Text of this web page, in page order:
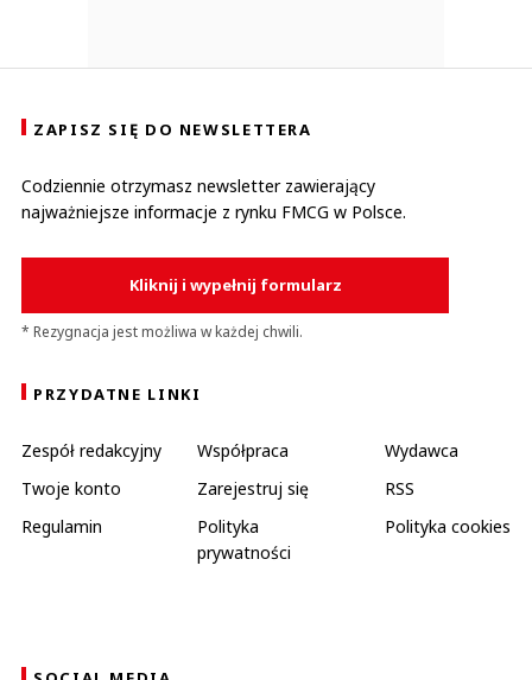
ZAPISZ SIĘ DO NEWSLETTERA
Codziennie otrzymasz newsletter zawierający
najważniejsze informacje z rynku FMCG w Polsce.
Kliknij i wypełnij formularz
* Rezygnacja jest możliwa w każdej chwili.
PRZYDATNE LINKI
Zespół redakcyjny Współpraca
Wydawca
Twoje konto
Zarejestruj się
RSS
Regulamin
Polityka
prywatności
Polityka cookies